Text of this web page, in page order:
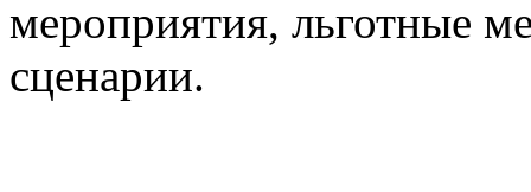
мероприятия, льготные
сценарии.